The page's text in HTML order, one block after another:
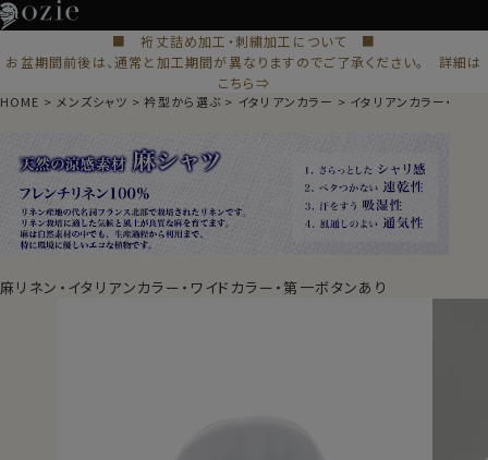
■ 裄丈詰め加工・刺繍加工について ■
お盆期間前後は、通常と加工期間が異なりますのでご了承ください。 詳細は
こちら⇒
HOME メンズシャツ 衿型から選ぶ イタリアンカラー イタリアンカラー・ワイド
麻リネン・イタリアンカラー・ワイドカラー・第一ボタンあり